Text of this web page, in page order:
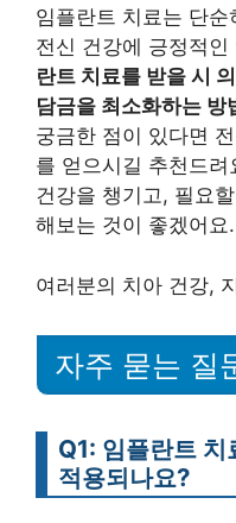
임플란트 치료는 단
전신 건강에 긍정적
란트 치료를 받을 시
담금을 최소화하는 방
궁금한 점이 있다면
를 얻으시길 추천드
건강을 챙기고, 필요
해보는 것이 좋겠어요.
여러분의 치아 건강,
자주 묻는 질
Q1: 임플란트 치
적용되나요?